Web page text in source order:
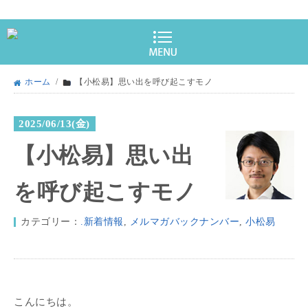
ホーム / 【小松易】思い出を呼び起こすモノ
2025/06/13(金)
【小松易】思い出
を呼び起こすモノ
カテゴリー： .新着情報 , メルマガバックナンバー, 小松易
こんにちは。